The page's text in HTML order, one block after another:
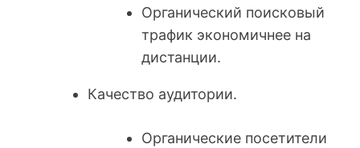
Органический поисковый
трафик экономичнее на
дистанции.
Качество аудитории.
Органические посетители